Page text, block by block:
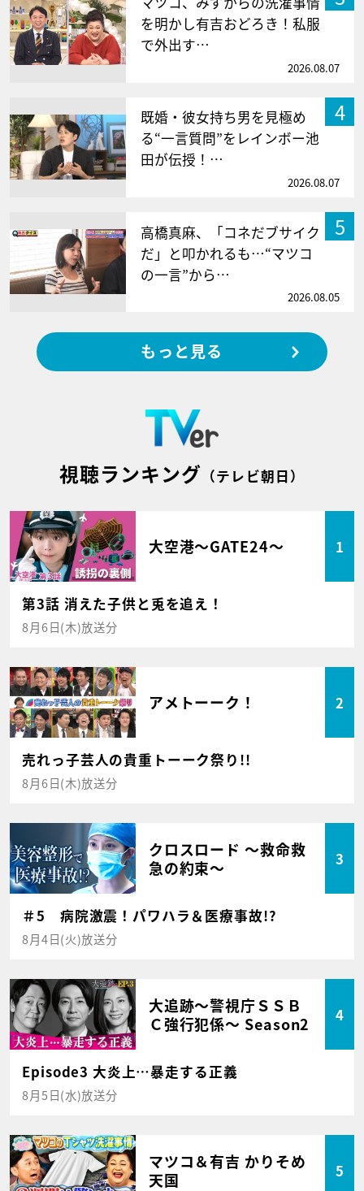
を明かし有吉おどろき！私服
で外出す…
2026.08.07
4
既婚・彼女持ち男を見極め
る“一言質問”をレインボー池
田が伝授！…
2026.08.07
5
高橋真麻、「コネだブサイク
だ」と叩かれるも…“マツコ
の一言”から…
2026.08.05
もっと見る
視聴ランキング （テレビ朝日）
大空港～GATE24～ 1
第3話 消えた子供と兎を追え！
8月6日(木)放送分
アメトーーク！ 2
売れっ子芸人の貴重トーーク祭り!!
8月6日(木)放送分
クロスロード ～救命救
急の約束～
3
＃5 病院激震！パワハラ＆医療事故!?
8月4日(火)放送分
大追跡～警視庁ＳＳＢ
Ｃ強行犯係～ Season2
4
Episode3 大炎上…暴走する正義
8月5日(水)放送分
マツコ＆有吉 かりそめ
天国
5